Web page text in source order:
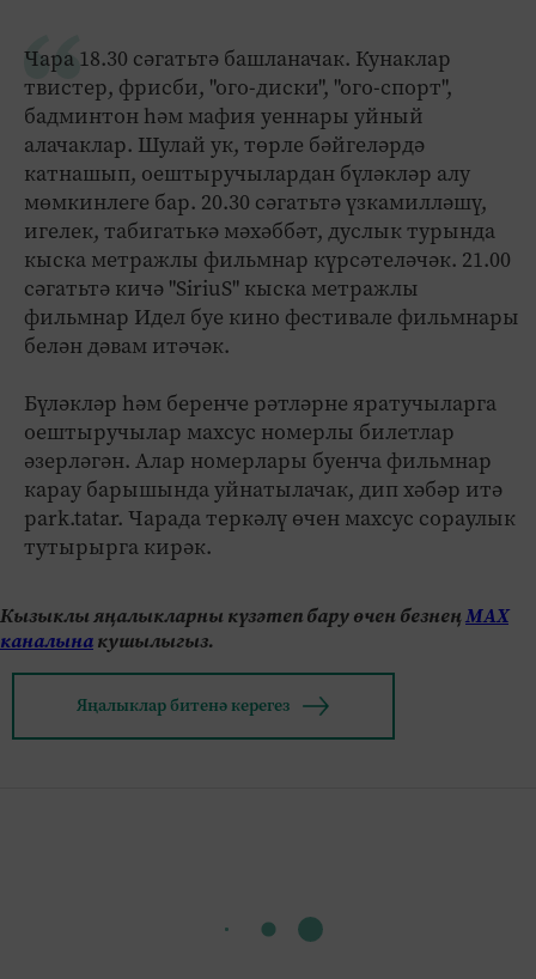
Чара 18.30 сәгатьтә башланачак. Кунаклар
твистер, фрисби, "ого-диски", "ого-спорт",
бадминтон һәм мафия уеннары уйный
алачаклар. Шулай ук, төрле бәйгеләрдә
катнашып, оештыручылардан бүләкләр алу
мөмкинлеге бар. 20.30 сәгатьтә үзкамилләшү,
игелек, табигатькә мәхәббәт, дуслык турында
кыска метражлы фильмнар күрсәтеләчәк. 21.00
сәгатьтә кичә "SiriuS" кыска метражлы
фильмнар Идел буе кино фестивале фильмнары
белән дәвам итәчәк.
Бүләкләр һәм беренче рәтләрне яратучыларга
оештыручылар махсус номерлы билетлар
әзерләгән. Алар номерлары буенча фильмнар
карау барышында уйнатылачак, дип хәбәр итә
park.tatar. Чарада теркәлү өчен махсус сораулык
тутырырга кирәк.
Кызыклы яңалыкларны күзәтеп бару өчен безнеңМАХ
каналынакушылыгыз.
Яңалыклар битенә керегез